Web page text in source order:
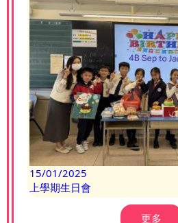
15/01/2025
上學期生日會
更多